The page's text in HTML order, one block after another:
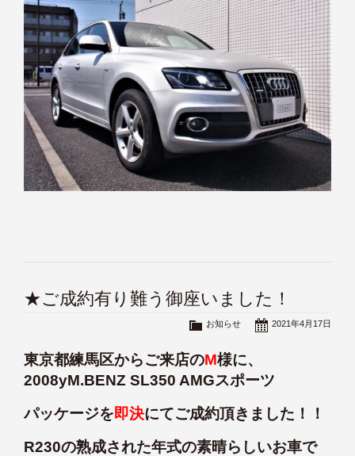
★ご成約有り難う御座いました！
2021年4月17日
お知らせ
東京都練馬区からご来店のM様に、
2008yM.BENZ SL350 AMGスポーツ
パッケージを即決にてご成約頂きました！！
R230の熟成された年式の素晴らしいお車で